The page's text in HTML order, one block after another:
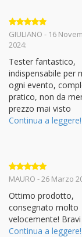
Valutato 5
su 5
GIULIANO - 16
2024:
Tester fantastico,
indispensabile per
ogni evento,
pratico, non da
prezzo mai visto
Continua a leggere!
Valutato5
MAURO - 26 Marzo
Ottimo prodotto,
consegnato molto
velocemente! Bravi
Continua a leggere!